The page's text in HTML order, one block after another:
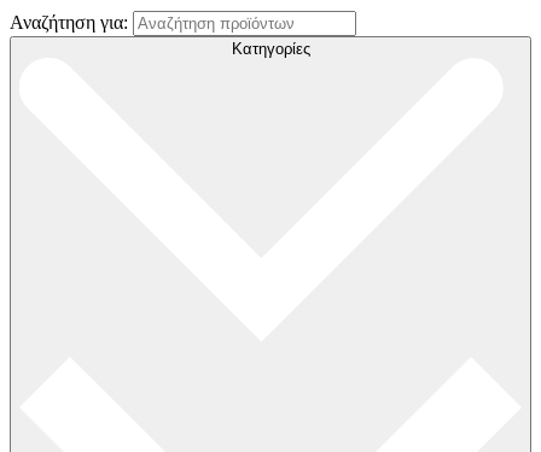
Αναζήτηση για:
Κατηγορίες